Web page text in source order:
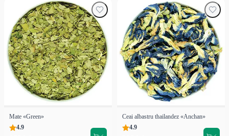
Mate «Green»
4.9
Ceai albastru thailandez «Anchan»
4.9